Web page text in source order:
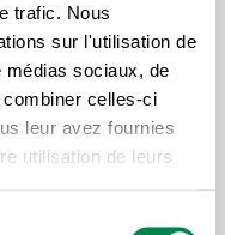
trafic. Nous
sur l'utilisation de
médias sociaux, de
celles-ci
leur avez fournies
utilisation de leurs
que laLoi
suffisamment la